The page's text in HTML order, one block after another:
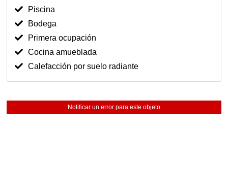
Piscina
Bodega
Primera ocupación
Cocina amueblada
Calefacción por suelo radiante
Notificar un error para este objeto